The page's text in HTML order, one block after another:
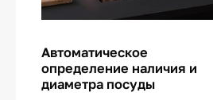
Автоматическое
определение наличия и
диаметра посуды